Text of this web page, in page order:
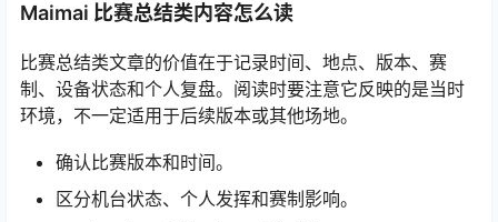
Maimai 比赛总结类内容怎么读
比赛总结类文章的价值在于记录时间、地点、版本、赛
制、设备状态和个人复盘。阅读时要注意它反映的是当时
环境，不一定适用于后续版本或其他场地。
确认比赛版本和时间。
区分机台状态、个人发挥和赛制影响。